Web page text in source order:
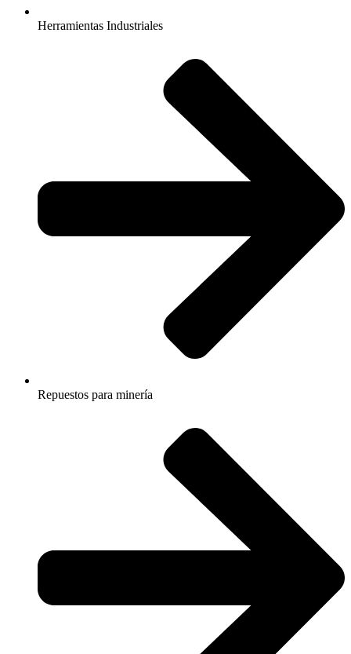
Herramientas Industriales
Repuestos para minería